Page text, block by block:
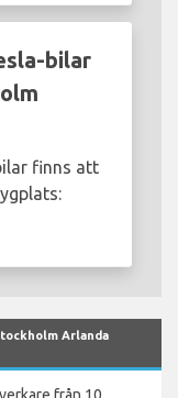
bilar
finns att
Arlanda
från 10